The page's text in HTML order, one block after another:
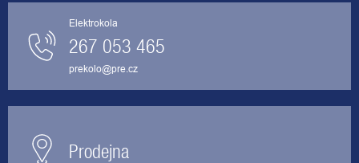
Elektrokola
267 053 465
prekolo@pre.cz
Prodejna